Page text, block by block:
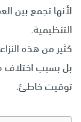
لأنها تجمع بين
التنظيمية.
كثير من هذه
بل بسبب اختلاف
توقيت خاطئ.